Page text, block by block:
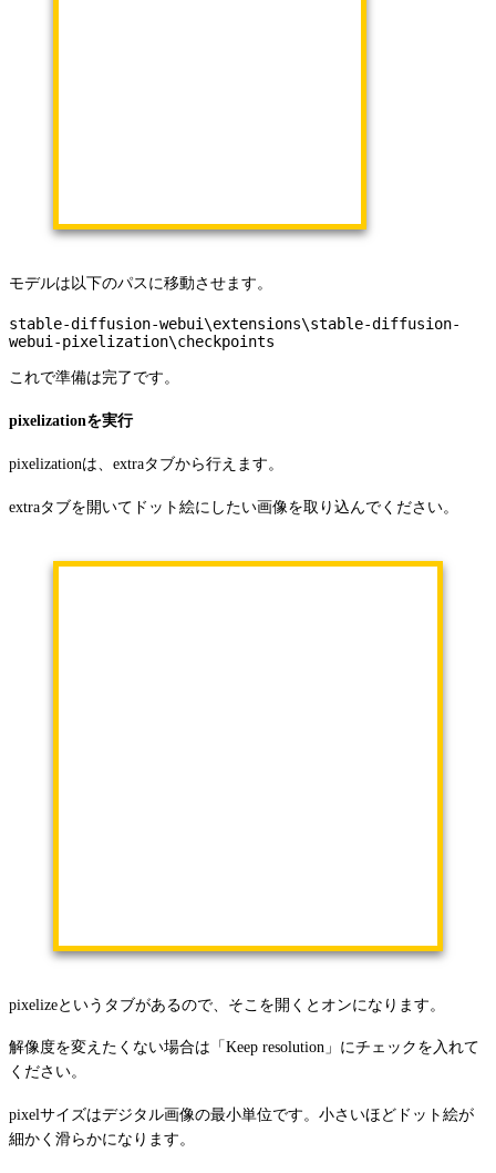
モデルは以下のパスに移動させます。
stable-diffusion-webui\extensions\stable-diffusion-
webui-pixelization\checkpoints
これで準備は完了です。
pixelizationを実行
pixelizationは、extraタブから行えます。
extraタブを開いてドット絵にしたい画像を取り込んでください。
pixelizeというタブがあるので、そこを開くとオンになります。
解像度を変えたくない場合は「Keep resolution」にチェックを入れて
ください。
pixelサイズはデジタル画像の最小単位です。小さいほどドット絵が
細かく滑らかになります。